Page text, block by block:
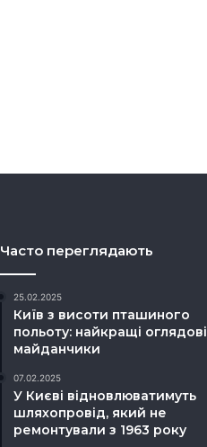
Часто переглядають
25.02.2025
Київ з висоти пташиного
польоту: найкращі оглядові
майданчики
07.02.2025
У Києві відновлюватимуть
шляхопровід, який не
ремонтували з 1963 року